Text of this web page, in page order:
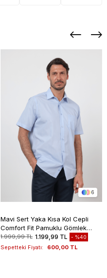
6
Mavi Sert Yaka Kısa Kol Cepli
Comfort Fit Pamuklu Gömlek
1004260258
1.999,99 TL 1.199,99 TL %40
Sepetteki Fiyatı: 600,00 TL